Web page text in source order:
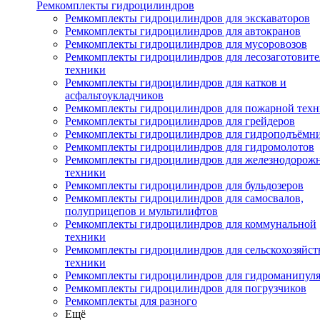
Ремкомплекты гидроцилиндров
Ремкомплекты гидроцилиндров для экскаваторов
Ремкомплекты гидроцилиндров для автокранов
Ремкомплекты гидроцилиндров для мусоровозов
Ремкомплекты гидроцилиндров для
техники
Ремкомплекты гидроцилиндров для катков и
асфальтоукладчиков
Ремкомплекты гидроцилиндров для пожарной
Ремкомплекты гидроцилиндров для грейдеров
Ремкомплекты гидроцилиндров для
Ремкомплекты гидроцилиндров для гидромолотов
Ремкомплекты гидроцилиндров для
техники
Ремкомплекты гидроцилиндров для бульдозеров
Ремкомплекты гидроцилиндров для самосвалов,
полуприцепов и мультилифтов
Ремкомплекты гидроцилиндров для коммунальной
техники
Ремкомплекты гидроцилиндров для
техники
Ремкомплекты гидроцилиндров для
Ремкомплекты гидроцилиндров для погрузчиков
Ремкомплекты для разного
Ещё